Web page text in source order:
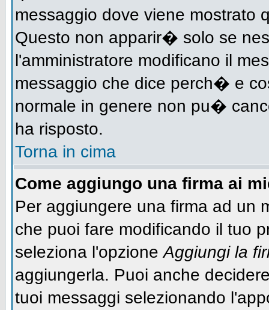
messaggio dove viene mostrato
Questo non apparir� solo se
l'amministratore modificano il
messaggio che dice perch� e
normale in genere non pu�
ha risposto.
Torna in cima
Come aggiungo una firma ai
Per aggiungere una firma ad un
che puoi fare modificando il tuo
seleziona l'opzioneAggiungi la
aggiungerla. Puoi anche
tuoi messaggi selezionando